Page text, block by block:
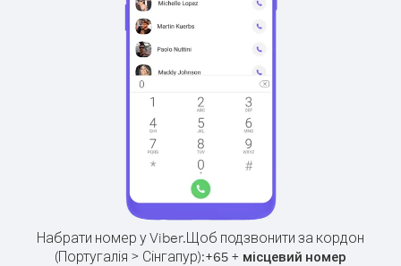
Набрати номер у Viber.Щоб подзвонити за кордон
(Португалія > Сінгапур):+65 + місцевий номер